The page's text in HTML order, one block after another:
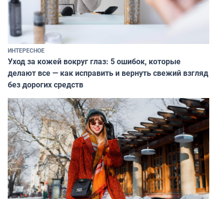
ИНТЕРЕСНОЕ
Уход за кожей вокруг глаз: 5 ошибок, которые
делают все — как исправить и вернуть свежий взгляд
без дорогих средств